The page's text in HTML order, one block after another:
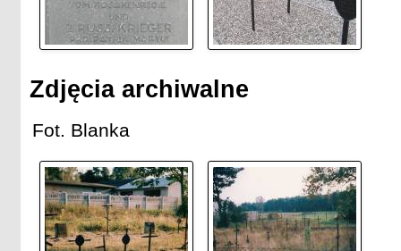
Zdjęcia archiwalne
Fot. Blanka